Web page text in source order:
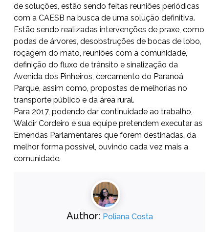
de soluções, estão sendo feitas reuniões periódicas
com a CAESB na busca de uma solução definitiva.
Estão sendo realizadas intervenções de praxe, como
podas de árvores, desobstruções de bocas de lobo,
roçagem do mato, reuniões com a comunidade,
definição do fluxo de trânsito e sinalização da
Avenida dos Pinheiros, cercamento do Paranoá
Parque, assim como, propostas de melhorias no
transporte público e da área rural.
Para 2017, podendo dar continuidade ao trabalho,
Waldir Cordeiro e sua equipe pretendem executar as
Emendas Parlamentares que forem destinadas, da
melhor forma possível, ouvindo cada vez mais a
comunidade.
Author: Poliana Costa